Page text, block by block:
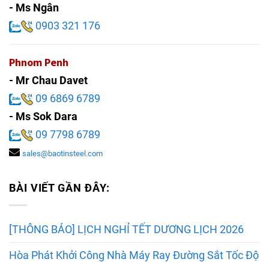
- Ms Ngân
0903 321 176
Phnom Penh
- Mr Chau Davet
09 6869 6789
- Ms Sok Dara
09 7798 6789
sales@baotinsteel.com
BÀI VIẾT GẦN ĐÂY:
[THÔNG BÁO] LỊCH NGHỈ TẾT DƯƠNG LỊCH 2026
Hòa Phát Khởi Công Nhà Máy Ray Đường Sắt Tốc Độ